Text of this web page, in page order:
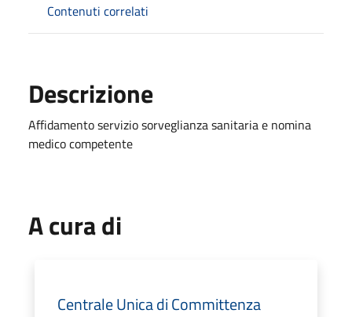
Contenuti correlati
Descrizione
Affidamento servizio sorveglianza sanitaria e nomina
medico competente
A cura di
Centrale Unica di Committenza